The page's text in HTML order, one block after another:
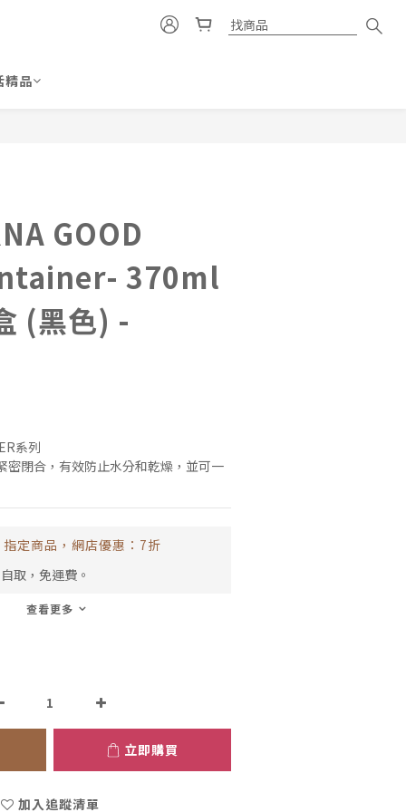
精品
GOOD
370ml
(黑色) -
系列
密閉合，有效防止水分和乾燥，並可一
指定商品，網店優惠：7折
取，免運費。
查看更多
立即購買
加入追蹤清單